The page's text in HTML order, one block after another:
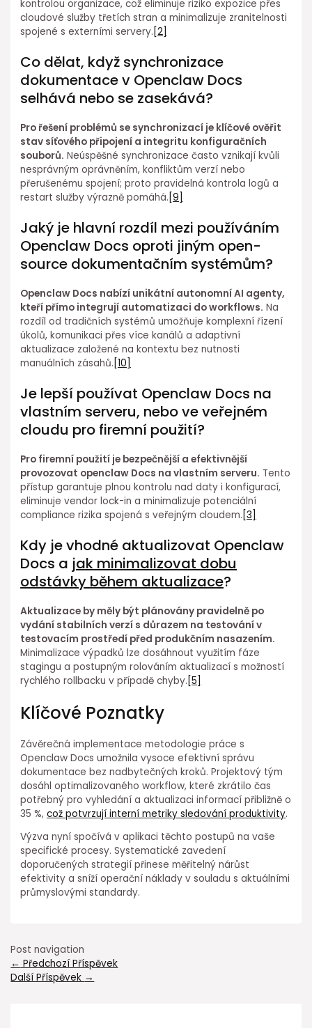
kontrolou organizace, což eliminuje riziko expozice přes
cloudové služby třetích stran a minimalizuje zranitelnosti
spojené s externími servery. [2]
Co dělat, když synchronizace
dokumentace v Openclaw Docs
selhává nebo se zasekává?
Pro řešení⁣ problémů se synchronizací ⁢je klíčové ověřit
stav síťového připojení a integritu konfiguračních
souborů. Neúspěšné synchronizace⁣ často vznikají kvůli
nesprávným oprávněním, ⁢konfliktům verzí nebo⁣
přerušenému spojení;⁣ proto pravidelná kontrola logů a
restart služby výrazně pomáhá. [9]
Jaký je hlavní rozdíl mezi používáním
Openclaw Docs ⁣oproti jiným open-
source dokumentačním systémům?
Openclaw Docs nabízí ⁣unikátní autonomní AI agenty,
kteří přímo integrují automatizaci do workflows. Na
rozdíl od tradičních systémů umožňuje komplexní řízení
úkolů, komunikaci přes více kanálů a adaptivní
aktualizace založené na kontextu bez nutnosti
manuálních zásahů. [10]
Je lepší používat Openclaw Docs na
vlastním ⁣serveru, ⁣nebo ve veřejném
cloudu pro firemní použití?
Pro firemní použití je bezpečnější a efektivnější
provozovat openclaw Docs na ⁣vlastním serveru. Tento
přístup garantuje plnou kontrolu nad daty i konfigurací,
eliminuje vendor lock-in a minimalizuje potenciální
compliance rizika ⁢spojená s veřejným cloudem. [3]
Kdy⁣ je vhodné aktualizovat Openclaw
Docs a jak minimalizovat ⁤dobu
odstávky během aktualizace?
Aktualizace by měly být plánovány pravidelně po
vydání stabilních verzí s důrazem na testování v
testovacím prostředí před produkčním nasazením.
Minimalizace výpadků lze dosáhnout využitím fáze
stagingu a postupným rolováním ⁣aktualizací s možností
rychlého ⁣rollbacku v případě chyby. [5]
Klíčové Poznatky
Závěrečná⁤ implementace metodologie práce ⁢s
Openclaw Docs umožnila vysoce efektivní správu
dokumentace bez nadbytečných kroků. Projektový⁢ tým
dosáhl optimalizovaného workflow, které zkrátilo čas
potřebný pro vyhledání a aktualizaci informací přibližně o
35 %,což potvrzují interní metriky sledování produktivity.
Výzva nyní spočívá v aplikaci těchto postupů na vaše
specifické procesy. Systematické zavedení
doporučených strategií přinese měřitelný ⁤nárůst
efektivity a ⁣sníží operační náklady v souladu s aktuálními
průmyslovými standardy.
Post navigation
← Předchozí Příspěvek
Další Příspěvek →